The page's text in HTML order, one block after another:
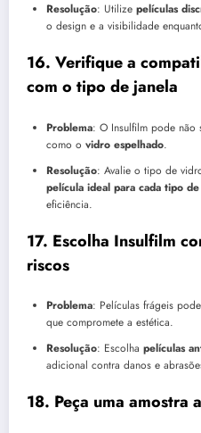
Resolução: Utilize películas
o design e a visibilidade
16. Verifique a
com o tipo de janela
Problema: O Insulfilm pode não
como o vidro espelhado.
Resolução: Avalie o tipo de
película ideal para cada tipo
eficiência.
17. Escolha Insulfilm
riscos
Problema: Películas frágeis
que compromete a estética.
Resolução: Escolha películas
adicional contra danos e
18. Peça uma amostra